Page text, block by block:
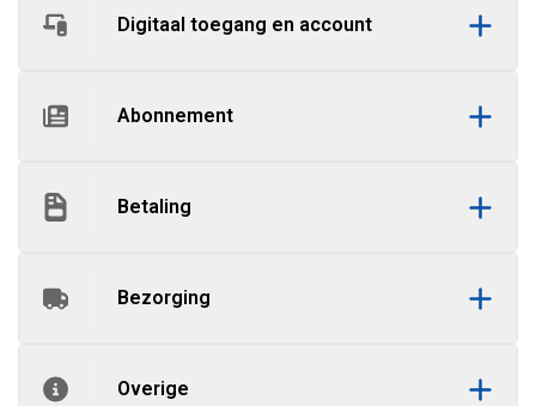
Digitaal toegang en account
Abonnement
Betaling
Bezorging
Overige